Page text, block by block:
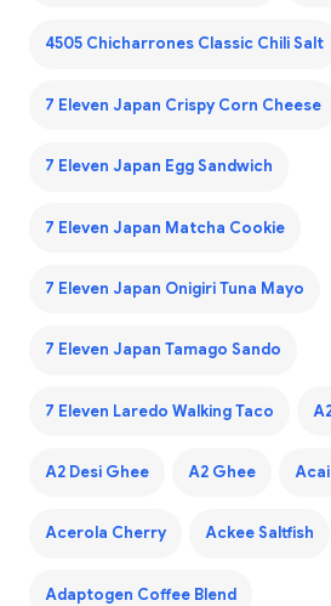
4505 Chicharrones Classic Chili Salt
7 Eleven Japan Crispy Corn Cheese
7 Eleven Japan Egg Sandwich
7 Eleven Japan Matcha Cookie
7 Eleven Japan Onigiri Tuna Mayo
7 Eleven Japan Tamago Sando
7 Eleven Laredo Walking Taco
A2 Desi Ghee A2 Ghee
Acerola Cherry Ackee Saltfish
Adaptogen Coffee Blend